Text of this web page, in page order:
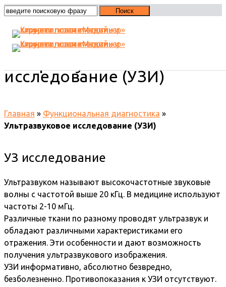
исследование (УЗИ)
Главная » Функциональная диагностика »
Ультразвуковое исследование (УЗИ)
УЗ исследование
Ультразвуком называют высокочастотные звуковые
волны с частотой выше 20 кГц. В медицине используют
частоты 2-10 мГц.
Различные ткани по разному проводят ультразвук и
обладают различными характеристиками его
отражения. Эти особенности и дают возможность
получения ультразвукового изображения.
УЗИ информативно, абсолютно безвредно,
безболезненно. Противопоказания к УЗИ отсутствуют.